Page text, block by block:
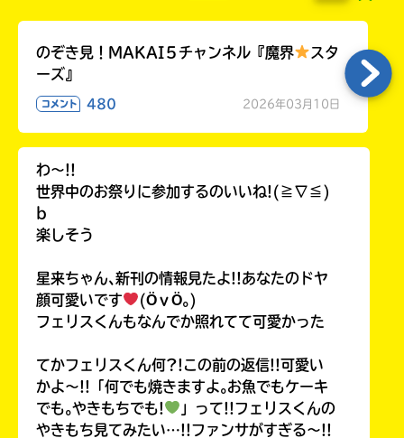
のぞき見！MAKAI５チャンネル『魔界
スタ
ーズ』
コメント 480 2026年03月10日
わ〜!!
世界中のお祭りに参加するのいいね!(≧∇≦)
b
楽しそう
星来ちゃん､新刊の情報見たよ!!あなたのドヤ
顔可愛いです
(ӦｖӦ｡)
フェリスくんもなんでか照れてて可愛かった
てかフェリスくん何?!この前の返信!!可愛い
かよ〜!!「何でも焼きますよ｡お魚でもケーキ
でも｡やきもちでも!
」って!!フェリスくんの
やきもち見てみたい…!!ファンサがすぎる〜!!